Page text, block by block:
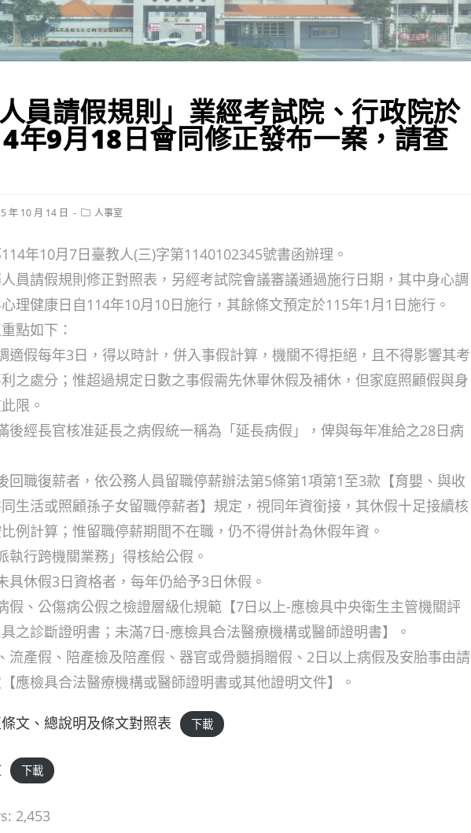
人員請假規則」業經考試院、行政院於
年9月18日會同修正發布一案，請查
年 10 月 14 日
Post人事室
年10月7日臺教人(三)字第1140102345號書函辦理。
員請假規則修正對照表，另經考試院會議審議通過施行日期，其中身心調
理健康日自114年10月10日施行，其餘條文預定於115年1月1日施行。
點如下：
適假每年3日，得以時計，併入事假計算，機關不得拒絕，且不得影響其考
之處分；惟超過規定日數之事假需先休畢休假及補休，但家庭照顧假與身
限。
後經長官核准延長之病假統一稱為「延長病假」，俾與每年准給之28日病
回職復薪者，依公務人員留職停薪辦法第5條第1項第1至3款【育嬰、與收
生活或照顧孫子女留職停薪者】規定，視同年資銜接，其休假十足接續核
例計算；惟留職停薪期間不在職，仍不得併計為休假年資。
執行跨機關業務」得核給公假。
具休假3日資格者，每年仍給予3日休假。
假、公傷病公假之檢證層級化規範【7日以上-應檢具中央衛生主管機關評
之診斷證明書；未滿7日-應檢具合法醫療機構或醫師證明書】。
流產假、陪產檢及陪產假、器官或骨髓捐贈假、2日以上病假及安胎事由請
應檢具合法醫療機構或醫師證明書或其他證明文件】。
文、總說明及條文對照表 下載
下載
2,453